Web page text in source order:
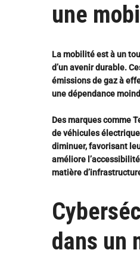
une
La mobilité est à un
d’un avenir durable.
émissions de gaz à
une dépendance
Des marques comme
de véhicules
diminuer, favorisant
améliore
matière
dans un